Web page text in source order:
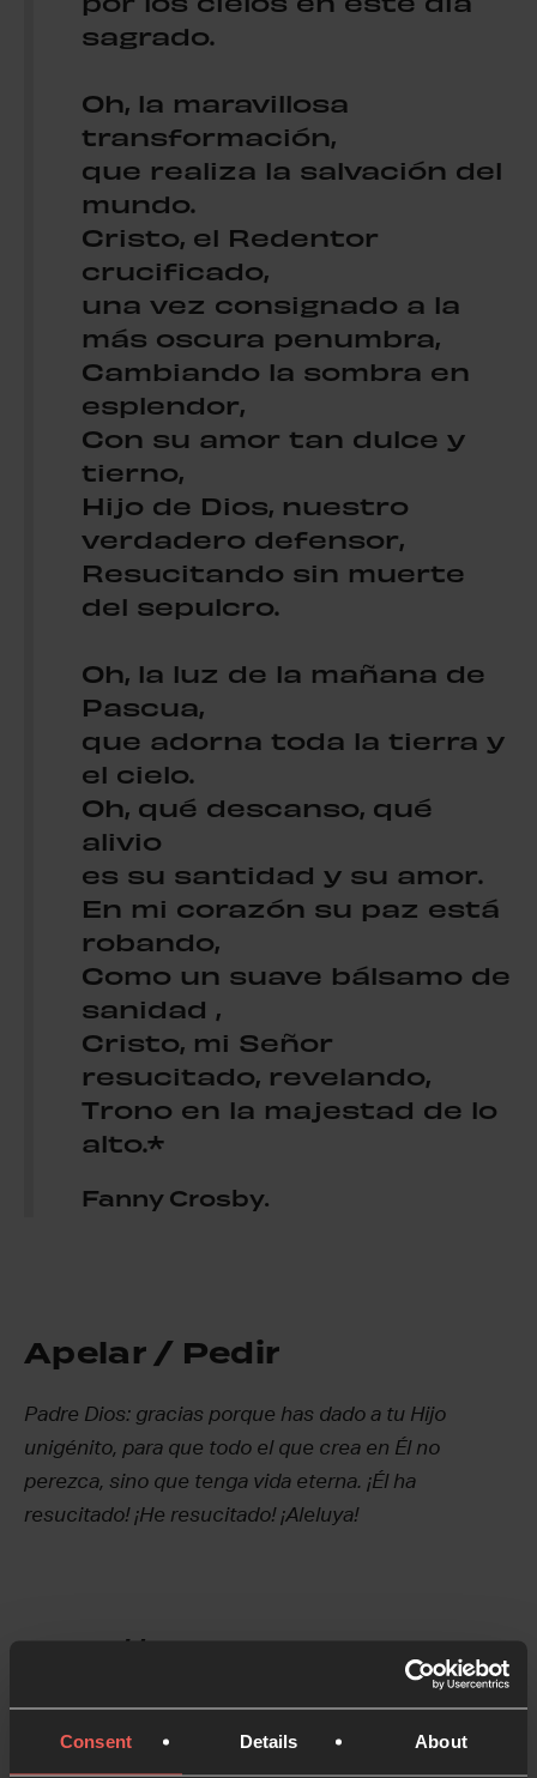
Consent Details About
sagrado.
Oh, la maravillosa
transformación,
que realiza la salvación del
mundo.
Cristo, el Redentor
crucificado,
una vez consignado a la
más oscura penumbra,
Cambiando la sombra en
esplendor,
Con su amor tan dulce y
tierno,
Hijo de Dios, nuestro
verdadero defensor,
Resucitando sin muerte
del sepulcro.
Oh, la luz de la mañana de
Pascua,
que adorna toda la tierra y
el cielo.
Oh, qué descanso, qué
alivio
es su santidad y su amor.
En mi corazón su paz está
robando,
Como un suave bálsamo de
sanidad ,
Cristo, mi Señor
resucitado, revelando,
Trono en la majestad de lo
alto.*
Fanny Crosby.
Apelar / Pedir
Padre Dios: gracias porque has dado a tu Hijo
unigénito, para que todo el que crea en Él no
perezca, sino que tenga vida eterna. ¡Él ha
resucitado! ¡He resucitado! ¡Aleluya!
Haz una pausa y ora